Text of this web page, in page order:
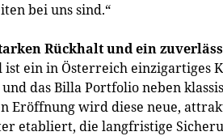
bei uns sind.“
Rückhalt und ein
ein in Österreich einzigartiges
das Billa Portfolio neben
Eröffnung wird diese neue,
etabliert, die langfristige